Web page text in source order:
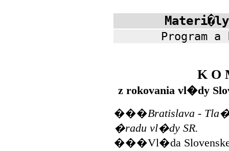
Program a
K O
z rokovania vl�dy
���Bratislava -
�radu vl�dy SR.
���Vl�da Slovenskej